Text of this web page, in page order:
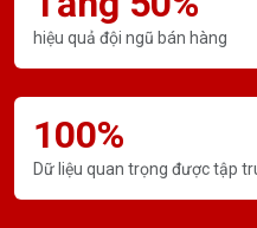
hiệu quả đội ngũ bán hàng
100%
Dữ liệu quan trọng được tập